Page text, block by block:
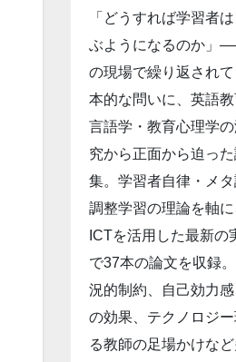
「どうすれば学習者
ぶようになるのか」
の現場で繰り返され
本的な問いに、英語
言語学・教育心理学
究から正面から迫っ
集。学習者自律・メ
調整学習の理論を軸に
ICTを活用した最新の
で37本の論文を収録
況的制約、自己効力
の効果、テクノロジ
る教師の足場かけな